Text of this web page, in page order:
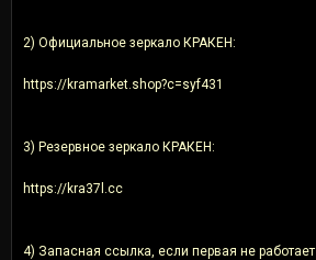
2) Официальное зеркалo КРАКЕH:
https://kramarket.shop?c=syf431
3) Резервное зеркалo КРАКЕH:
https://kra37l.cc
4) Запасная ссылка, если первая не